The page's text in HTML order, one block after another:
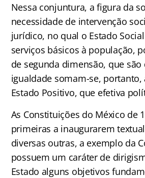
Nessa conjuntura, a figura da
necessidade de intervenção
jurídico, no qual o Estado
serviços básicos à população,
de segunda dimensão, que
igualdade somam-se,
Estado Positivo, que efetiva
As Constituições do México de
primeiras a inaugurarem
diversas outras, a exemplo da
possuem um caráter de
Estado alguns objetivos